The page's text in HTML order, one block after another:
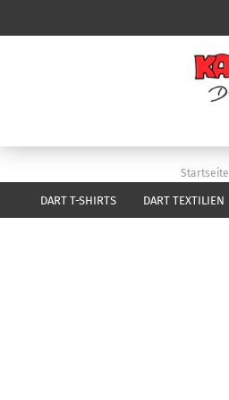
DART T-SHIRTS DART TEXTILIEN
Startseite